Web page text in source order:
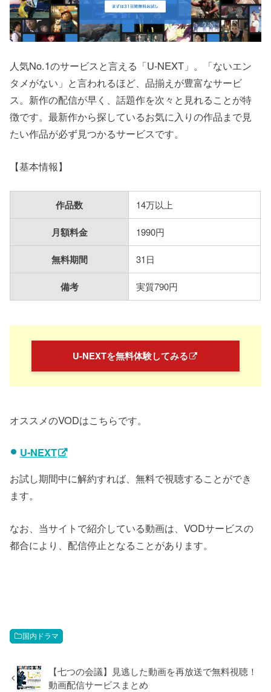
人気No.1のサービスと言える「U-NEXT」。「ないエン
タメがない」と言われるほど、品揃えが豊富なサービ
ス。新作の配信が早く、話題作を次々と見れることが特
徴です。最新作から探しているお気に入りの作品まで見
たい作品が必ず見つかるサービスです。
【基本情報】
作品数 14万以上
月額料金 1990円
無料期間 31日
備考 実質790円
U-NEXTを無料体験してみる
オススメのVODはこちらです。
U-NEXT
お試し期間中に解約すれば、無料で視聴することができ
ます。
なお、当サイトで紹介している動画は、VODサービスの
都合により、配信停止となることがあります。
国内ドラマ
【七つの会議】見逃した動画を再放送で無料視聴！
動画配信サービスまとめ